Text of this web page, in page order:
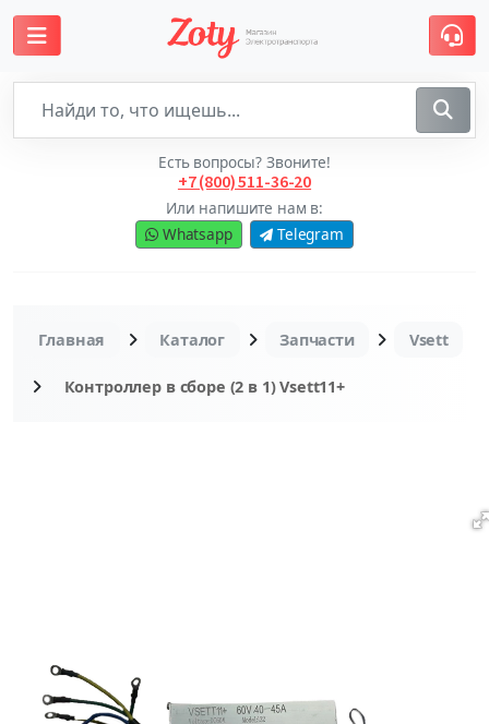
Есть вопросы? Звоните!
+7 (800) 511-36-20
Или напишите нам в:
Whatsapp
Telegram
Главная Каталог Запчасти Vsett
Контроллер в сборе (2 в 1) Vsett11+